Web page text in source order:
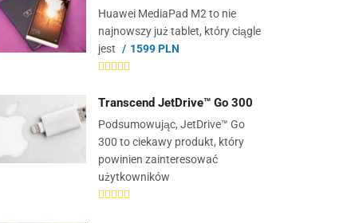
Huawei MediaPad M2 to nie
najnowszy już tablet, który ciągle
jest
1599 PLN
Transcend JetDrive™ Go 300
Podsumowując, JetDrive™ Go
300 to ciekawy produkt, który
powinien zainteresować
użytkowników